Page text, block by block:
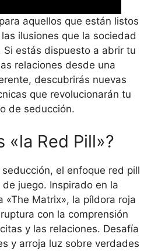
aquellos que están listos
ilusiones que la sociedad
Si estás dispuesto a abrir tu
relaciones desde una
descubrirás nuevas
que revolucionarán tu
de seducción.
«la Red Pill»?
el enfoque red pill
juego. Inspirado en la
«The Matrix», la píldora roja
con la comprensión
y las relaciones. Desafía
y arroja luz sobre verdades